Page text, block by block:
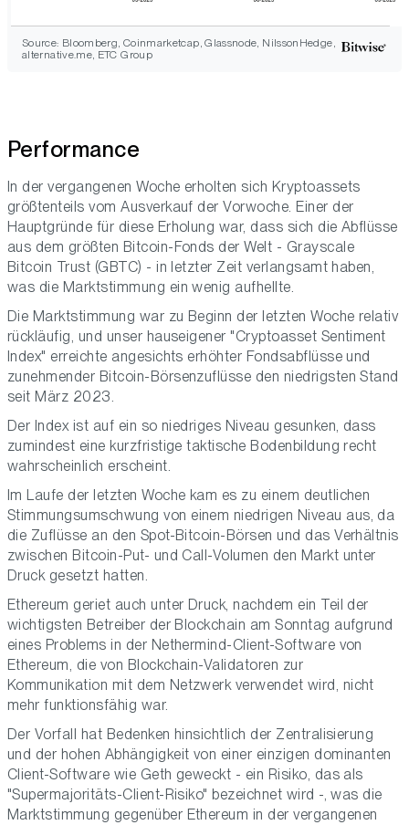
Source: Bloomberg, Coinmarketcap, Glassnode, NilssonHedge,
alternative.me, ETC Group
Performance
In der vergangenen Woche erholten sich Kryptoassets
größtenteils vom Ausverkauf der Vorwoche. Einer der
Hauptgründe für diese Erholung war, dass sich die Abflüsse
aus dem größten Bitcoin-Fonds der Welt - Grayscale
Bitcoin Trust (GBTC) - in letzter Zeit verlangsamt haben,
was die Marktstimmung ein wenig aufhellte.
Die Marktstimmung war zu Beginn der letzten Woche relativ
rückläufig, und unser hauseigener "Cryptoasset Sentiment
Index" erreichte angesichts erhöhter Fondsabflüsse und
zunehmender Bitcoin-Börsenzuflüsse den niedrigsten Stand
seit März 2023.
Der Index ist auf ein so niedriges Niveau gesunken, dass
zumindest eine kurzfristige taktische Bodenbildung recht
wahrscheinlich erscheint.
Im Laufe der letzten Woche kam es zu einem deutlichen
Stimmungsumschwung von einem niedrigen Niveau aus, da
die Zuflüsse an den Spot-Bitcoin-Börsen und das Verhältnis
zwischen Bitcoin-Put- und Call-Volumen den Markt unter
Druck gesetzt hatten.
Ethereum geriet auch unter Druck, nachdem ein Teil der
wichtigsten Betreiber der Blockchain am Sonntag aufgrund
eines Problems in der Nethermind-Client-Software von
Ethereum, die von Blockchain-Validatoren zur
Kommunikation mit dem Netzwerk verwendet wird, nicht
mehr funktionsfähig war.
Der Vorfall hat Bedenken hinsichtlich der Zentralisierung
und der hohen Abhängigkeit von einer einzigen dominanten
Client-Software wie Geth geweckt - ein Risiko, das als
"Supermajoritäts-Client-Risiko" bezeichnet wird -, was die
Marktstimmung gegenüber Ethereum in der vergangenen